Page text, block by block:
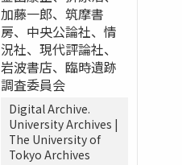
加藤一郎、筑摩書
房、中央公論社、情
況社、現代評論社、
岩波書店、臨時遺跡
調査委員会
Digital Archive.
University Archives |
The University of
Tokyo Archives